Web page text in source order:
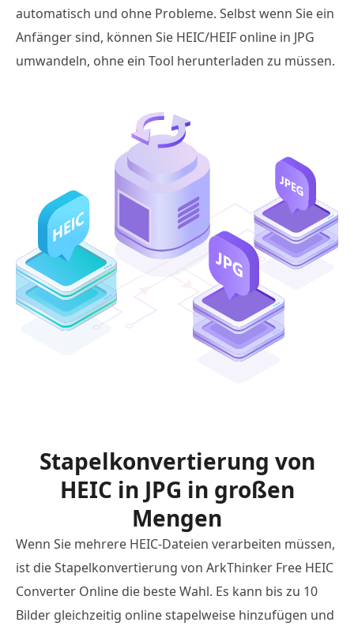
automatisch und ohne Probleme. Selbst wenn Sie ein
Anfänger sind, können Sie HEIC/HEIF online in JPG
umwandeln, ohne ein Tool herunterladen zu müssen.
Stapelkonvertierung von
HEIC in JPG in großen
Mengen
Wenn Sie mehrere HEIC-Dateien verarbeiten müssen,
ist die Stapelkonvertierung von ArkThinker Free HEIC
Converter Online die beste Wahl. Es kann bis zu 10
Bilder gleichzeitig online stapelweise hinzufügen und